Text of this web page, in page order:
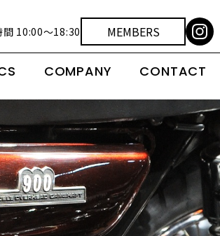
間 10:00～18:30 MEMBERS
COMPANY CONTACT